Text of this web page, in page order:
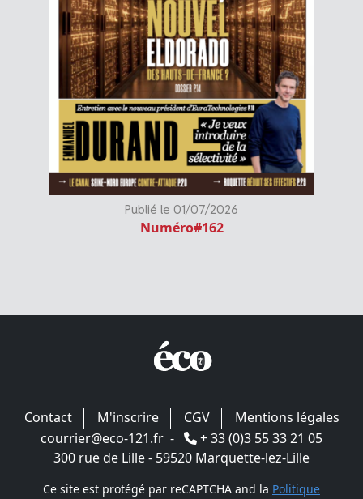
Publié le 01/07/2026
Numéro#162
Contact M'inscrire CGV
Mentions légales
courrier@eco-121.fr -
+ 33 (0)3 55 33 21 05
300 rue de Lille - 59520 Marquette-lez-Lille
Ce site est protégé par reCAPTCHA and la Politique